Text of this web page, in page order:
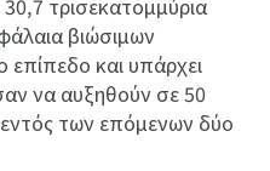
τρισεκατομμύρια
βιώσιμων
και υπάρχει
να αυξηθούν σε 50
των επόμενων δύο